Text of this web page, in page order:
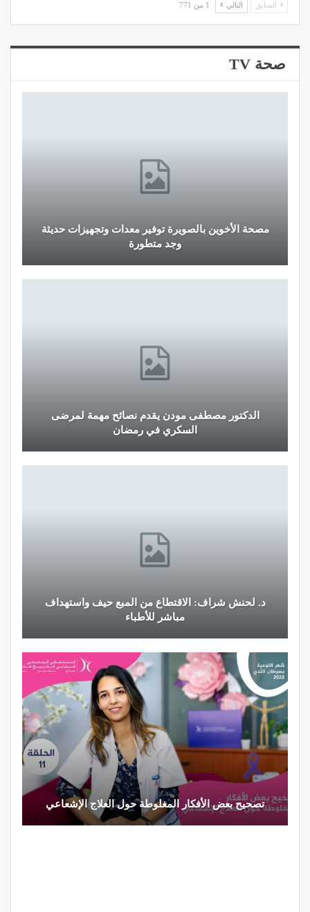
السابق التالي 1 من 771
صحة TV
مصحة الأخوين بالصويرة توفير معدات وتجهيزات حديثة
وجد متطورة
الدكتور مصطفى مودن يقدم نصائح مهمة لمرضى
السكري في رمضان
د. لحنش شراف: الاقتطاع من المبع حيف واستهداف
مباشر للأطباء
تصحيح بعض الأفكار المغلوطة حول العلاج الإشعاعي